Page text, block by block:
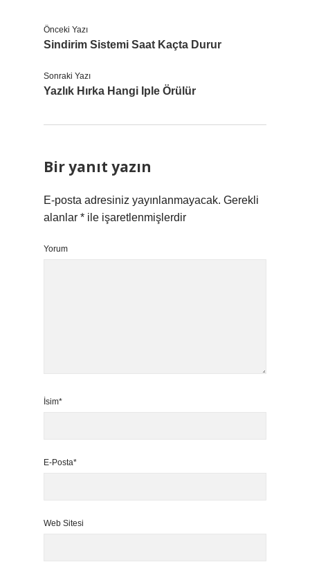
Önceki Yazı
Sindirim Sistemi Saat Kaçta Durur
Sonraki Yazı
Yazlık Hırka Hangi Iple Örülür
Bir yanıt yazın
E-posta adresiniz yayınlanmayacak. Gerekli
alanlar * ile işaretlenmişlerdir
Yorum
İsim*
E-Posta*
Web Sitesi